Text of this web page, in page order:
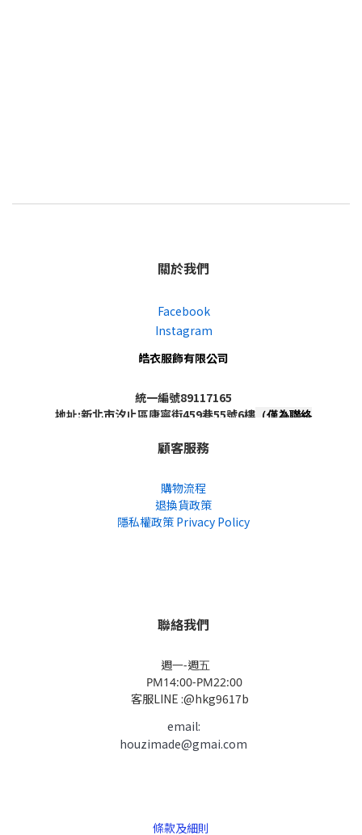
關於我們
Facebook
Instagram
皓衣服飾有限公司
統一編號89117165
地址:新北市汐止區康寧街459巷55號6樓 （僅為聯絡
顧客服務
購物流程
退換貨政策
隱私權政策 Privacy Policy
聯絡我們
週一-週五
PM14:00-PM22:00
客服LINE :@hkg9617b
email:
houzimade@gmai.com
條款及細則